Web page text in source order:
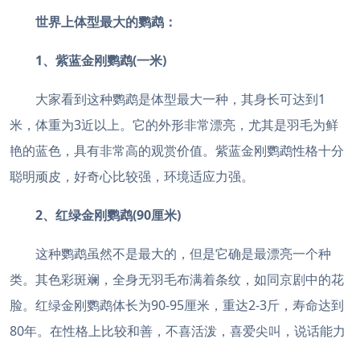
世界上体型最大的鹦鹉：
1、紫蓝金刚鹦鹉(一米)
大家看到这种鹦鹉是体型最大一种，其身长可达到1
米，体重为3近以上。它的外形非常漂亮，尤其是羽毛为鲜
艳的蓝色，具有非常高的观赏价值。紫蓝金刚鹦鹉性格十分
聪明顽皮，好奇心比较强，环境适应力强。
2、红绿金刚鹦鹉(90厘米)
这种鹦鹉虽然不是最大的，但是它确是最漂亮一个种
类。其色彩斑斓，全身无羽毛布满着条纹，如同京剧中的花
脸。红绿金刚鹦鹉体长为90-95厘米，重达2-3斤，寿命达到
80年。在性格上比较和善，不喜活泼，喜爱尖叫，说话能力